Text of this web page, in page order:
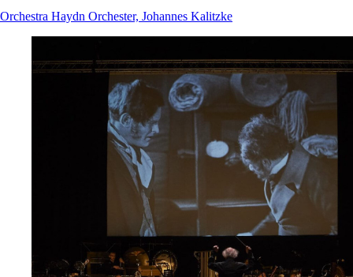
Orchestra Haydn Orchester, Johannes Kalitzke